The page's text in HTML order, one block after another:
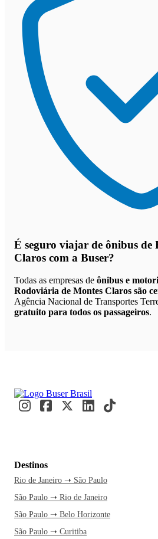
É seguro viajar de ônibus de
Claros com a Buser?
Todas as empresas de ônibus e
Rodoviária de Montes Claros são
Agência Nacional de Transportes
gratuito para todos os passageiros.
Destinos
Rio de Janeiro ➝ São Paulo
São Paulo ➝ Rio de Janeiro
São Paulo ➝ Belo Horizonte
São Paulo ➝ Curitiba